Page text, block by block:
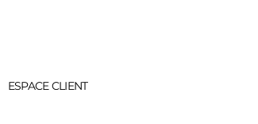
ESPACE CLIENT